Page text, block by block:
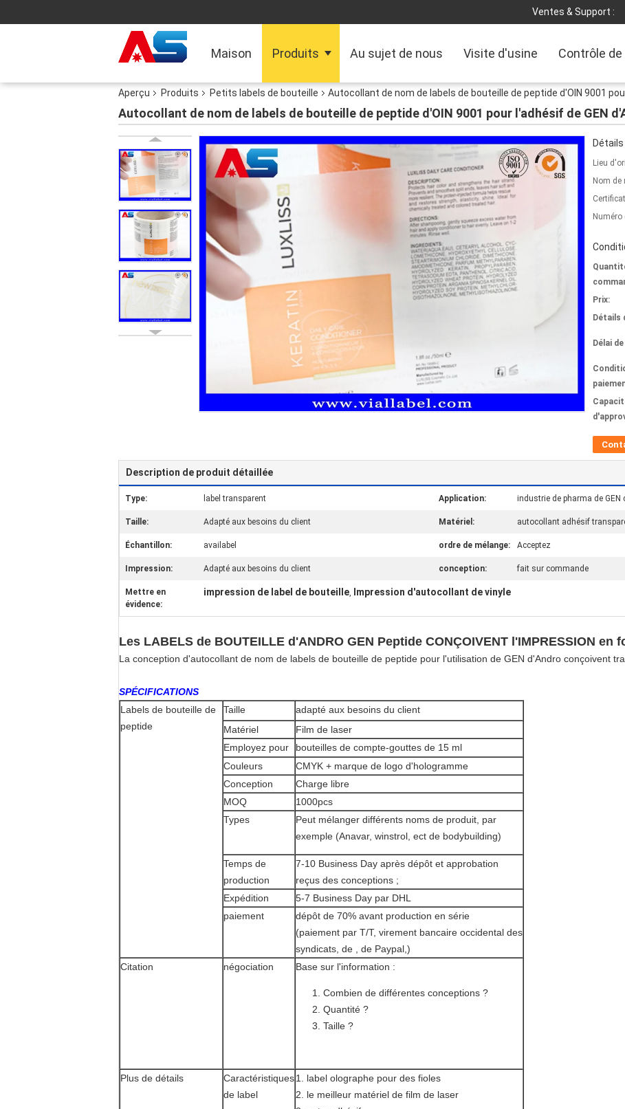
Ventes & Support :
Maison Produits Au sujet de nous Visite d'usine Contrôle
Aperçu Produits Petits labels de bouteille Autocollant de nom de labels de bouteille de peptide d'OIN 9001
Autocollant de nom de labels de bouteille de peptide d'OIN 9001 pour l'adhésif de GEN
Lieu
Nom de
Numéro
Prix:
Détails
Délai
Description de produit détaillée
Type: label transparent Application: industrie de pharma de GEN
Taille: Adapté aux besoins du client Matériel: autocollant adhésif
Échantillon: availabel ordre de mélange: Acceptez
Impression: Adapté aux besoins du client conception: fait sur commande
Mettre en
évidence:
impression de label de bouteille, Impression d'autocollant de vinyle
Les LABELS de BOUTEILLE d'ANDRO GEN Peptide CONÇOIVENT l'IMPRESSION en
La conception d'autocollant de nom de labels de bouteille de peptide pour l'utilisation de GEN d'Andro conçoivent
SPÉCIFICATIONS
Labels de bouteille de
peptide
Taille
adapté aux besoins du client
Matériel
Film de laser
Employez pour
bouteilles de compte-gouttes de 15 ml
Couleurs
CMYK + marque de logo d'hologramme
Conception
Charge libre
MOQ
1000pcs
Types
Peut mélanger différents noms de produit, par
exemple (Anavar, winstrol, ect de bodybuilding)
Temps de
production
7-10 Business Day après dépôt et approbation
reçus des conceptions ;
Expédition
5-7 Business Day par DHL
paiement
dépôt de 70% avant production en série
(paiement par T/T, virement bancaire occidental des
syndicats, de , de Paypal,)
Citation
négociation Base sur l'information :
Combien de différentes conceptions ?
Quantité ?
Taille ?
Plus de détails
Caractéristiques
de label
1. label olographe pour des fioles
2. le meilleur matériel de film de laser